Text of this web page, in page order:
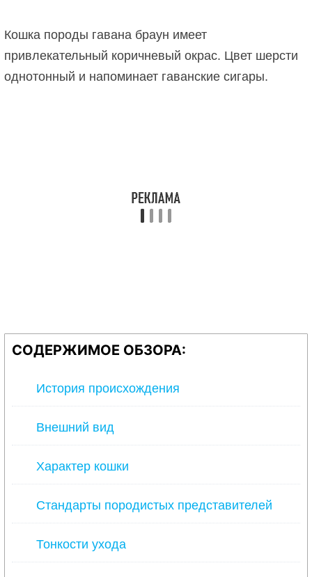
Кошка породы гавана браун имеет
привлекательный коричневый окрас. Цвет шерсти
однотонный и напоминает гаванские сигары.
СОДЕРЖИМОЕ ОБЗОРА:
История происхождения
Внешний вид
Характер кошки
Стандарты породистых представителей
Тонкости ухода